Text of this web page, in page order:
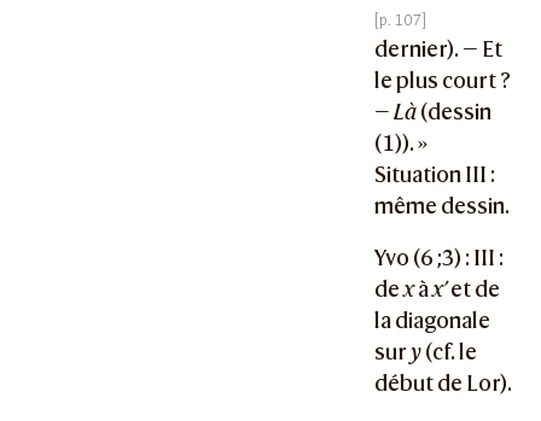
dernier). — Et
le plus court ?
—Là(dessin
(1)). »
Situation III :
même dessin.
Yvo (6 ;3) : III :
dexàx’et de
la diagonale
sury(cf. le
début de Lor).